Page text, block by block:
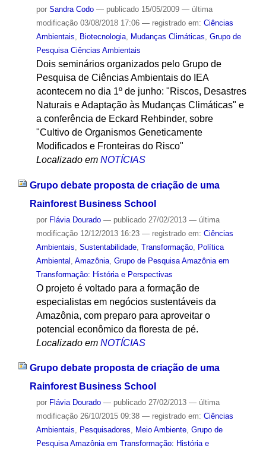
por Sandra Codo — publicado15/05/2009 — última
modificação03/08/2018 17:06 — registrado em: Ciências
Ambientais, Biotecnologia, Mudanças Climáticas, Grupo de
Pesquisa Ciências Ambientais
Dois seminários organizados pelo Grupo de
Pesquisa de Ciências Ambientais do IEA
acontecem no dia 1º de junho: "Riscos, Desastres
Naturais e Adaptação às Mudanças Climáticas" e
a conferência de Eckard Rehbinder, sobre
"Cultivo de Organismos Geneticamente
Modificados e Fronteiras do Risco"
Localizado em NOTÍCIAS
Grupo debate proposta de criação de uma
Rainforest Business School
por Flávia Dourado — publicado27/02/2013 — última
modificação12/12/2013 16:23 — registrado em: Ciências
Ambientais Sustentabilidade, Transformação, Política
Ambiental Amazônia, Grupo de Pesquisa Amazônia em
Transformação: História e Perspectivas
O projeto é voltado para a formação de
especialistas em negócios sustentáveis da
Amazônia, com preparo para aproveitar o
potencial econômico da floresta de pé.
Localizado em NOTÍCIAS
Grupo debate proposta de criação de uma
Rainforest Business School
por Flávia Dourado — publicado27/02/2013 — última
modificação26/10/2015 09:38 — registrado em: Ciências
Ambientais, Pesquisadores, Meio Ambiente, Grupo de
Pesquisa Amazônia em Transformação: História e